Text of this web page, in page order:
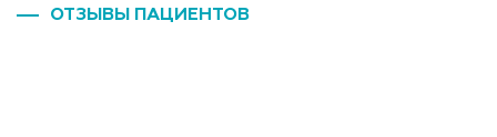
ОТЗЫВЫ ПАЦИЕНТОВ